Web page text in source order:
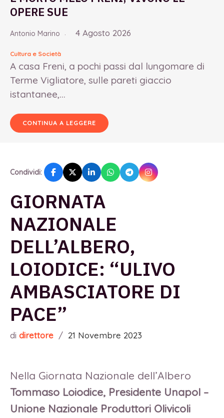
OPERE SUE
Antonio Marino 4 Agosto 2026
Cultura e Società
A casa Freni, a pochi passi dal lungomare di
Terme Vigliatore, sulle pareti giaccio
istantanee,...
CONTINUA A LEGGERE
Condividi:
GIORNATA
NAZIONALE
DELL’ALBERO,
LOIODICE: “ULIVO
AMBASCIATORE DI
PACE”
di direttore / 21 Novembre 2023
Nella Giornata Nazionale dell’Albero
Tommaso Loiodice, Presidente Unapol –
Unione Nazionale Produttori Olivicoli